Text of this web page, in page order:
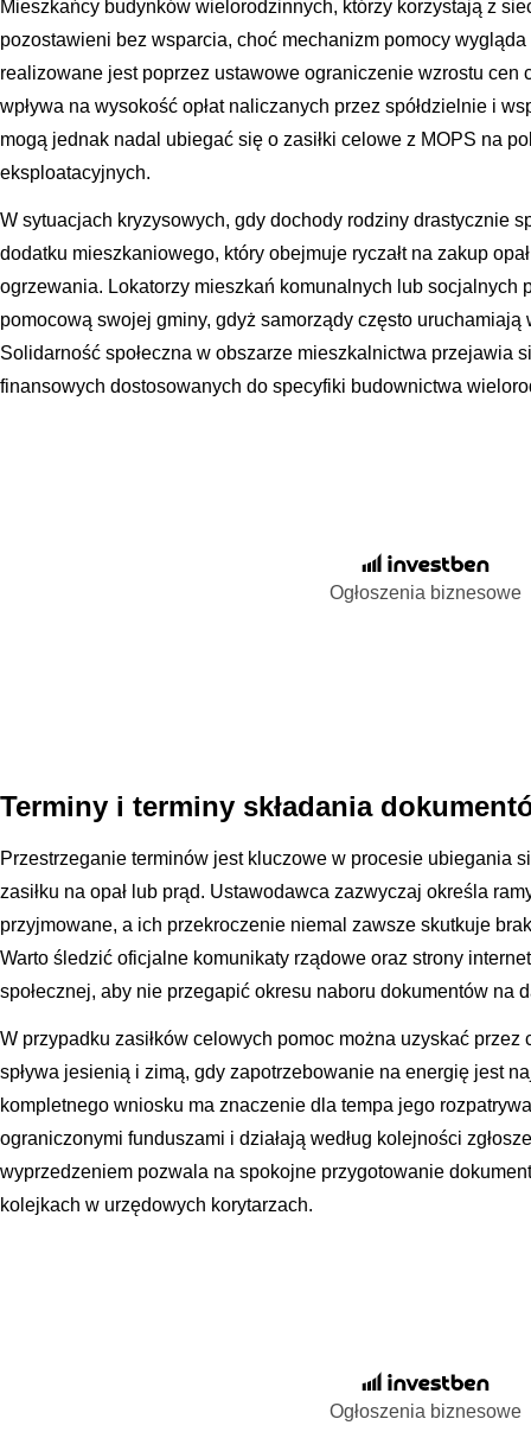
Mieszkańcy budynków wielorodzinnych, którzy korzystają z
pozostawieni bez wsparcia, choć mechanizm pomocy
realizowane jest poprzez ustawowe ograniczenie wzrostu cen
wpływa na wysokość opłat naliczanych przez spółdzielnie i
mogą jednak nadal ubiegać się o zasiłki celowe z MOPS na
eksploatacyjnych.
W sytuacjach kryzysowych, gdy dochody rodziny drastycznie
dodatku mieszkaniowego, który obejmuje ryczałt na zakup
ogrzewania. Lokatorzy mieszkań komunalnych lub socjalnych
pomocową swojej gminy, gdyż samorządy często uruchamiają
Solidarność społeczna w obszarze mieszkalnictwa przejawia
finansowych dostosowanych do specyfiki budownictwa
Ogłoszenia biznesowe
Terminy i terminy składania
Przestrzeganie terminów jest kluczowe w procesie ubiegania
zasiłku na opał lub prąd. Ustawodawca zazwyczaj określa
przyjmowane, a ich przekroczenie niemal zawsze skutkuje
Warto śledzić oficjalne komunikaty rządowe oraz strony
społecznej, aby nie przegapić okresu naboru dokumentów na
W przypadku zasiłków celowych pomoc można uzyskać
spływa jesienią i zimą, gdy zapotrzebowanie na energię jest
kompletnego wniosku ma znaczenie dla tempa jego
ograniczonymi funduszami i działają według kolejności
wyprzedzeniem pozwala na spokojne przygotowanie
kolejkach w urzędowych korytarzach.
Ogłoszenia biznesowe